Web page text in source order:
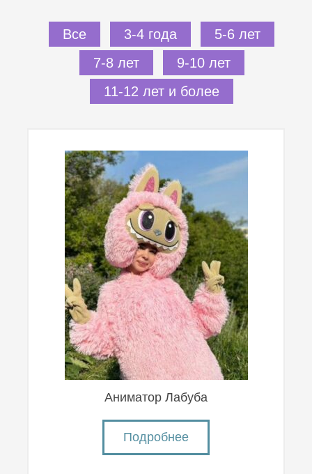
Все 3-4 года
5-6 лет
7-8 лет
9-10 лет
11-12 лет и более
Аниматор Лабуба
Подробнее